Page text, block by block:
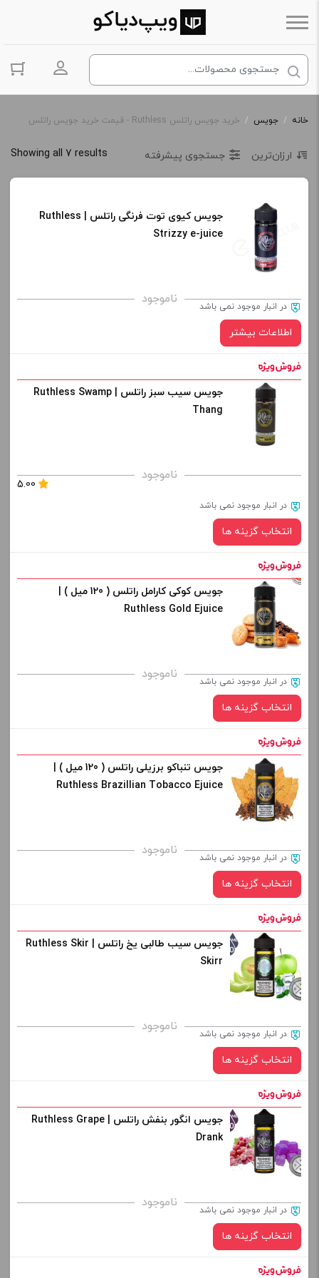
ورود به
خانه / جویس / خرید جویس راتلس Ruthless - قیمت خرید جویس راتلس
Showing all 7 results ارزان‌ترین جستجوی پیشرفته
جویس کیوی توت فرنگی راتلس | Ruthless
Strizzy e-juice
ناموجود در انبار موجود نمی باشد
اطلاعات بیشتر
جویس سیب سبز راتلس | Ruthless Swamp
Thang
ناموجود
5.00
در انبار موجود نمی باشد
انتخاب گزینه ها
نیکوتین:
برای فعال شدن سبد خرید و نمایش قیمت ، گزینه های محصول را
از کادر بالا انتخاب کنید.
+
افزودن به سبد خرید
جویس کوکی کارامل راتلس ( 120 میل ) |
Ruthless Gold Ejuice
ناموجود در انبار موجود نمی باشد
انتخاب گزینه ها
نیکوتین:
برای فعال شدن سبد خرید و نمایش قیمت ، گزینه های محصول را
از کادر بالا انتخاب کنید.
+
افزودن به سبد خرید
جویس تنباکو برزیلی راتلس ( 120 میل ) |
Ruthless Brazillian Tobacco Ejuice
ناموجود در انبار موجود نمی باشد
انتخاب گزینه ها
نیکوتین:
برای فعال شدن سبد خرید و نمایش قیمت ، گزینه های محصول را
از کادر بالا انتخاب کنید.
+
افزودن به سبد خرید
جویس سیب طالبی یخ راتلس | Ruthless Skir
Skirr
ناموجود در انبار موجود نمی باشد
انتخاب گزینه ها
نیکوتین:
برای فعال شدن سبد خرید و نمایش قیمت ، گزینه های محصول را
از کادر بالا انتخاب کنید.
+
جویس انگور بنفش راتلس | Ruthless Grape
Drank
ناموجود در انبار موجود نمی باشد
انتخاب گزینه ها